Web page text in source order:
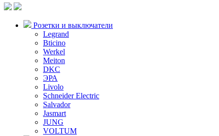
Розетки и выключатели
Legrand
Bticino
Werkel
Meiton
DKC
ЭРА
Livolo
Schneider Electric
Salvador
Jasmart
JUNG
VOLTUM